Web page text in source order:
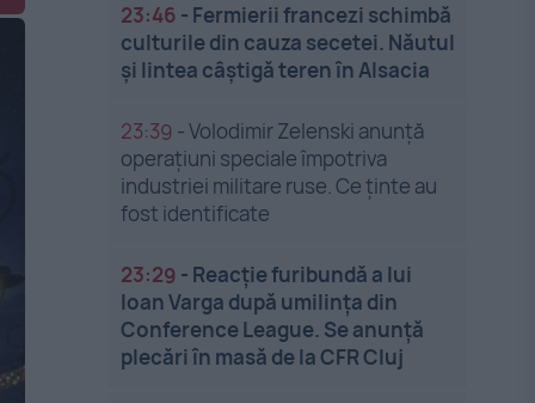
23:46 - Fermierii francezi schimbă
culturile din cauza secetei. Năutul
și lintea câștigă teren în Alsacia
23:39 -Volodimir Zelenski anunță
operațiuni speciale împotriva
industriei militare ruse. Ce ținte au
fost identificate
23:29 - Reacție furibundă a lui
Ioan Varga după umilința din
Conference League. Se anunță
plecări în masă de la CFR Cluj